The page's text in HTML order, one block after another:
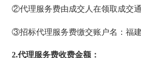
②代理服务费由成交人在领取成交
③招标代理服务费缴交账户名：福建
2.代理服务费收费金额：